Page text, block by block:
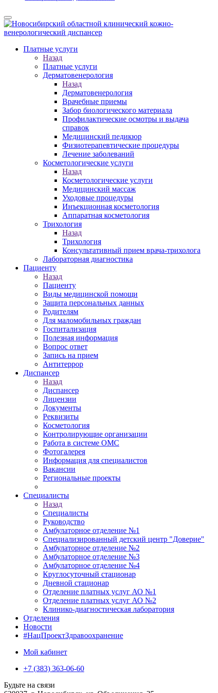
Платные услуги
Назад
Платные услуги
Дерматовенерология
Назад
Дерматовенерология
Врачебные приемы
Забор биологического материала
Профилактические осмотры и выдача
справок
Медицинский педикюр
Физиотерапевтические процедуры
Лечение заболеваний
Косметологические услуги
Назад
Косметологические услуги
Медицинский массаж
Уходовые процедуры
Инъекционная косметология
Аппаратная косметология
Трихология
Назад
Трихология
Консультативный прием врача-трихолога
Лабораторная диагностика
Пациенту
Назад
Пациенту
Виды медицинской помощи
Защита персональных данных
Родителям
Для маломобильных граждан
Госпитализация
Полезная информация
Вопрос ответ
Запись на прием
Антитеррор
Диспансер
Назад
Диспансер
Лицензии
Документы
Реквизиты
Косметология
Контролирующие организации
Работа в системе ОМС
Фотогалерея
Информация для специалистов
Вакансии
Региональные проекты
Специалисты
Назад
Специалисты
Руководство
Амбулаторное отделение №1
Специализированный детский центр "Доверие"
Амбулаторное отделение №2
Амбулаторное отделение №3
Амбулаторное отделение №4
Круглосуточный стационар
Дневной стационар
Отделение платных услуг АО №1
Отделение платных услуг АО №2
Клинико-диагностическая лаборатория
Отделения
Новости
#НацПроектЗдравоохранение
Мой кабинет
+7 (383) 363-06-60
Будьте на связи